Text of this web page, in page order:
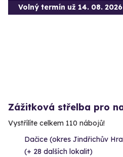
Volný termín už 14. 08. 2026
Zážitková střelba pro
Vystřílíte celkem 110 nábojů!
Dačice (okres Jindřichův
(+ 28 dalších lokalit)